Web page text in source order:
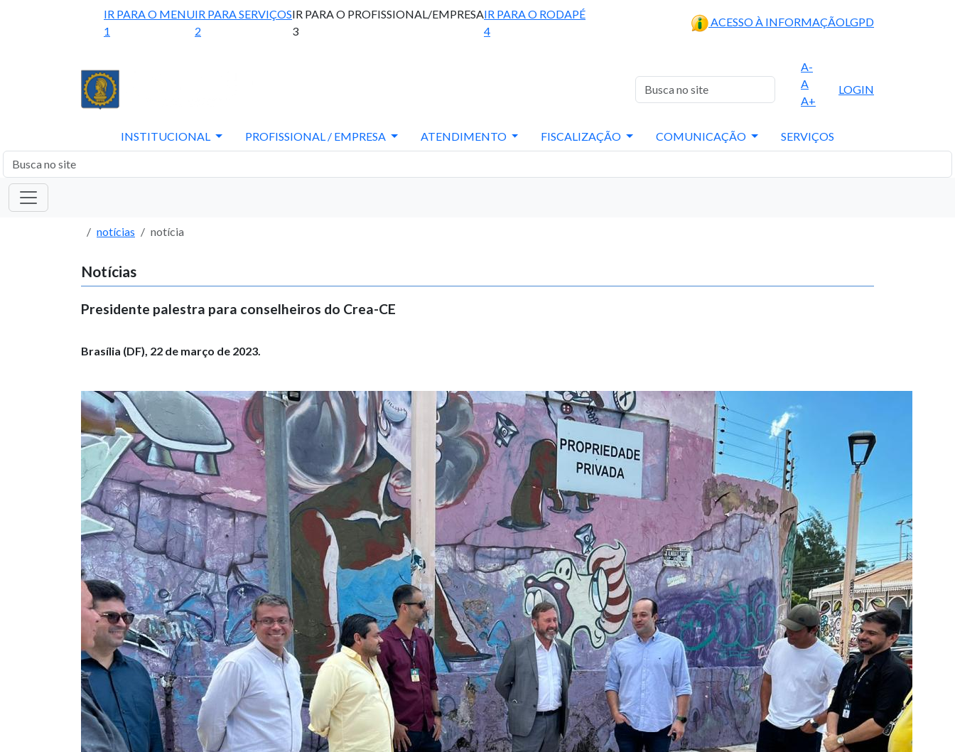
IR PARA O MENU
1
IR PARA SERVIÇOS
2
IR PARA O PROFISSIONAL/EMPRESA
3
IR PARA O RODAPÉ
4
ACESSO À INFORMAÇÃOLGPD
A-
A
A+
LOGIN
INSTITUCIONAL PROFISSIONAL / EMPRESA ATENDIMENTO FISCALIZAÇÃO COMUNICAÇÃO SERVIÇOS
notícias notícia
Notícias
Presidente palestra para conselheiros do Crea-CE
Brasília (DF), 22 de março de 2023.